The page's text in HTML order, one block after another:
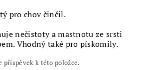
pro chov činčil.
nečistoty a mastnotu ze srsti
Vhodný také pro pískomily.
příspěvek k této položce.